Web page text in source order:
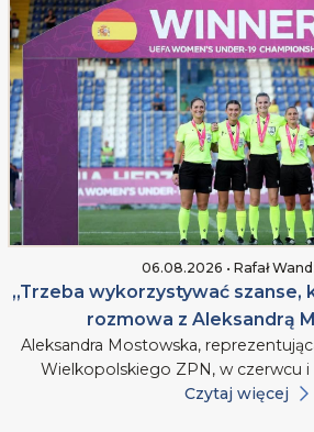
06.08.2026 • Rafał
„Trzeba wykorzystywać szanse,
rozmowa z Aleksandrą
Aleksandra Mostowska,
Wielkopolskiego ZPN, w czerwcu i
Czytaj więcej